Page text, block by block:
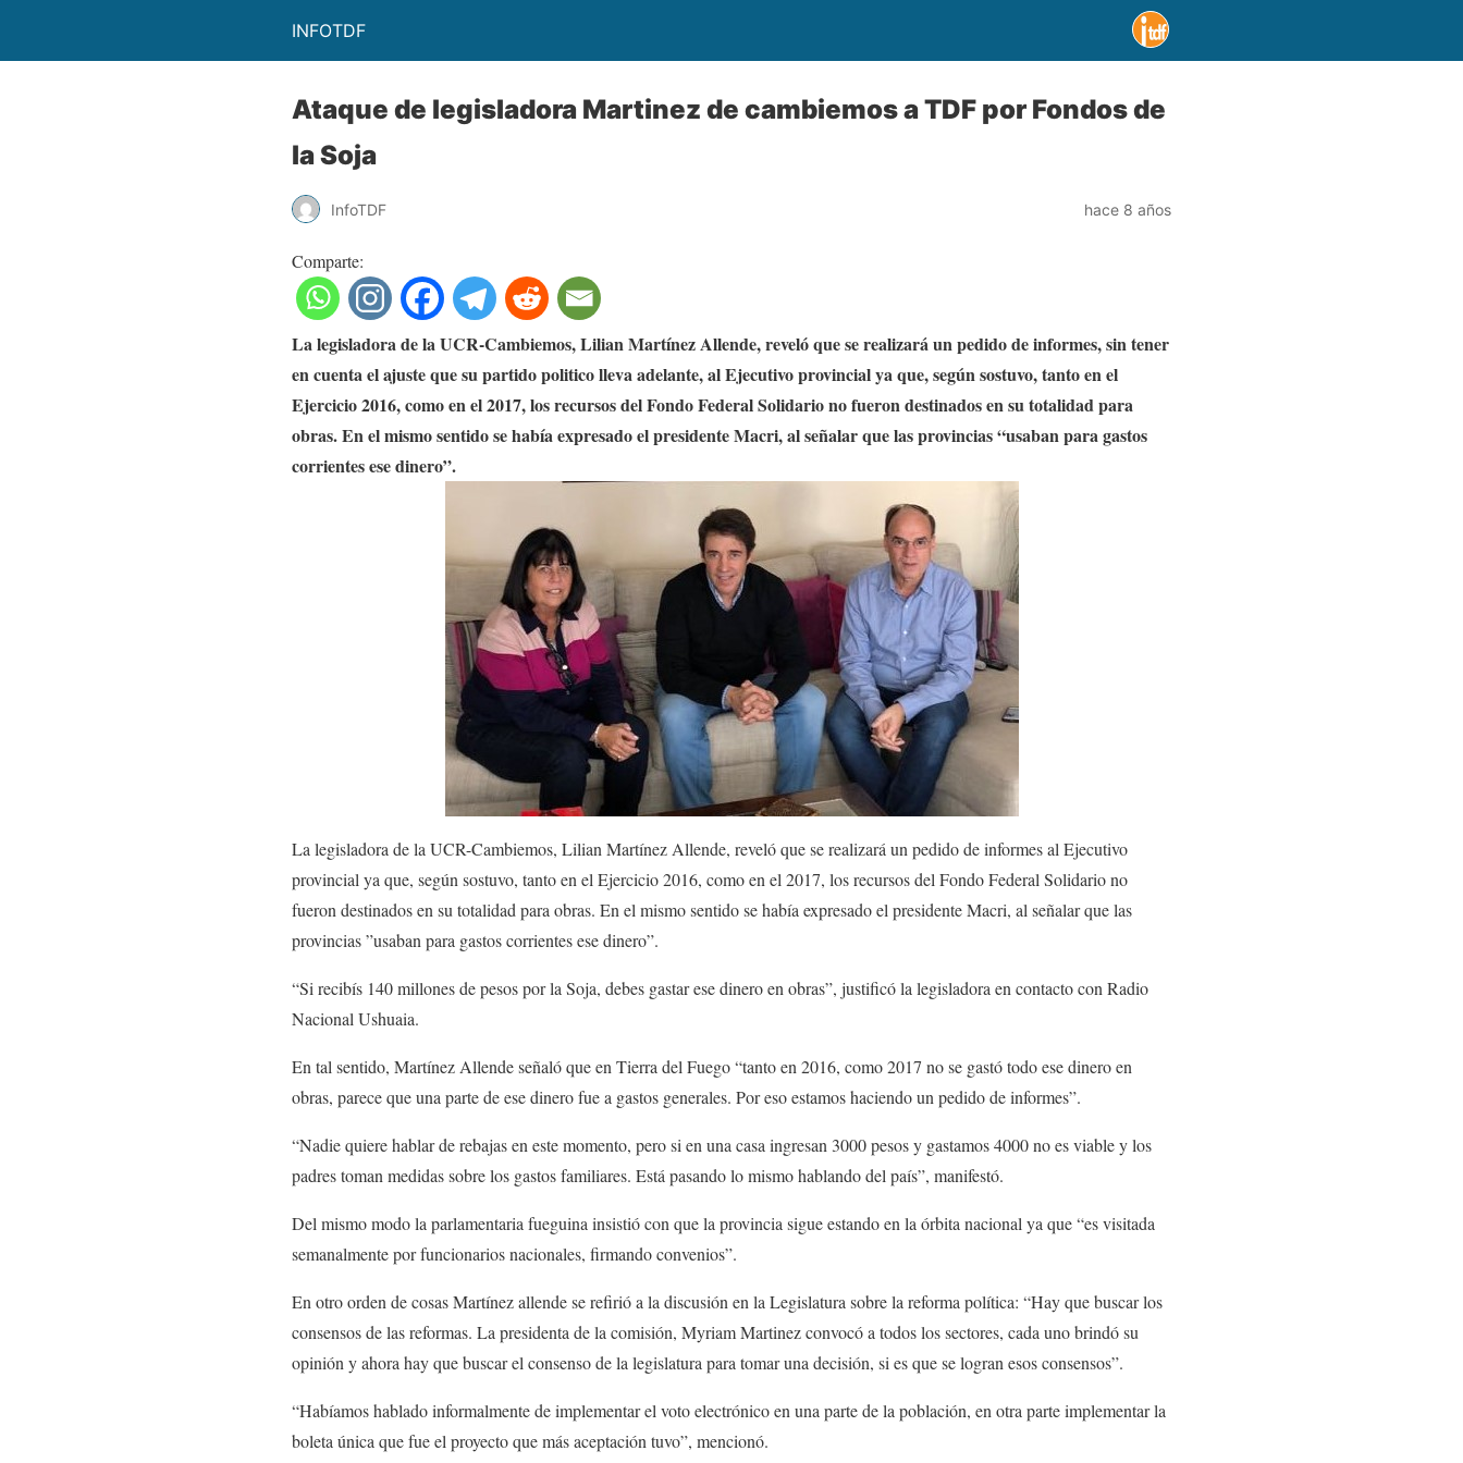
INFOTDF
Ataque de legisladora Martinez de cambiemos a TDF por Fondos de
la Soja
InfoTDF hace 8 años
Comparte:
La legisladora de la UCR-Cambiemos, Lilian Martínez Allende, reveló que se realizará un pedido de informes, sin tener
en cuenta el ajuste que su partido politico lleva adelante, al Ejecutivo provincial ya que, según sostuvo, tanto en el
Ejercicio 2016, como en el 2017, los recursos del Fondo Federal Solidario no fueron destinados en su totalidad para
obras. En el mismo sentido se había expresado el presidente Macri, al señalar que las provincias “usaban para gastos
corrientes ese dinero”.
La legisladora de la UCR-Cambiemos, Lilian Martínez Allende, reveló que se realizará un pedido de informes al Ejecutivo
provincial ya que, según sostuvo, tanto en el Ejercicio 2016, como en el 2017, los recursos del Fondo Federal Solidario no
fueron destinados en su totalidad para obras. En el mismo sentido se había expresado el presidente Macri, al señalar que las
provincias ”usaban para gastos corrientes ese dinero”.
“Si recibís 140 millones de pesos por la Soja, debes gastar ese dinero en obras”, justificó la legisladora en contacto con Radio
Nacional Ushuaia.
En tal sentido, Martínez Allende señaló que en Tierra del Fuego “tanto en 2016, como 2017 no se gastó todo ese dinero en
obras, parece que una parte de ese dinero fue a gastos generales. Por eso estamos haciendo un pedido de informes”.
“Nadie quiere hablar de rebajas en este momento, pero si en una casa ingresan 3000 pesos y gastamos 4000 no es viable y los
padres toman medidas sobre los gastos familiares. Está pasando lo mismo hablando del país”, manifestó.
Del mismo modo la parlamentaria fueguina insistió con que la provincia sigue estando en la órbita nacional ya que “es visitada
semanalmente por funcionarios nacionales, firmando convenios”.
En otro orden de cosas Martínez allende se refirió a la discusión en la Legislatura sobre la reforma política: “Hay que buscar los
consensos de las reformas. La presidenta de la comisión, Myriam Martinez convocó a todos los sectores, cada uno brindó su
opinión y ahora hay que buscar el consenso de la legislatura para tomar una decisión, si es que se logran esos consensos”.
“Habíamos hablado informalmente de implementar el voto electrónico en una parte de la población, en otra parte implementar la
boleta única que fue el proyecto que más aceptación tuvo”, mencionó.